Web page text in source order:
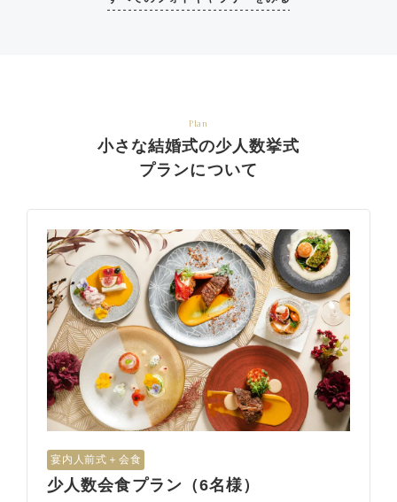
Plan
小さな結婚式の少人数挙式
プランについて
宴内人前式＋会食
少人数会食プラン（6名様）